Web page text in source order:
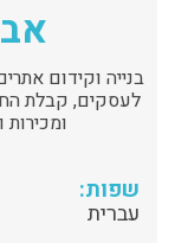
בנייה וקידום
לעסקים, קבלת
שפות:
עברית